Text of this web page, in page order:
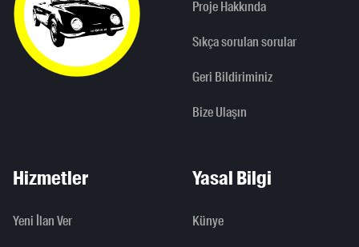
Proje Hakkında
Sıkça sorulan sorular
Geri Bildiriminiz
Bize Ulaşın
Hizmetler
Yeni İlan Ver
Yasal Bilgi
Künye